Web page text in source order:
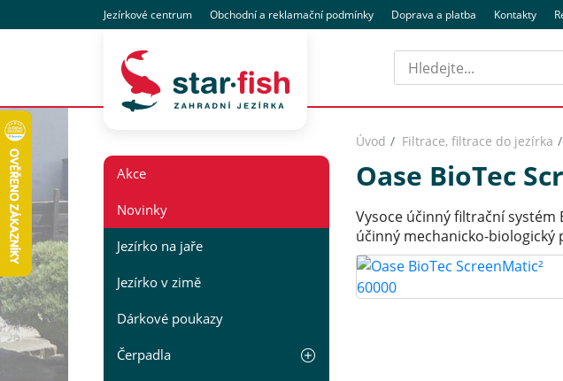
Jezírkové centrum Obchodnía reklamační podmínky Doprava a platba Kontakty
Hledat
Akce
Novinky
Jezírko na jaře
Jezírko v zimě
Dárkové poukazy
Čerpadla
Úvod Filtrace, filtrace do jezírka
Oase BioTec
Vysoce účinný filtrační systém
účinný mechanicko-